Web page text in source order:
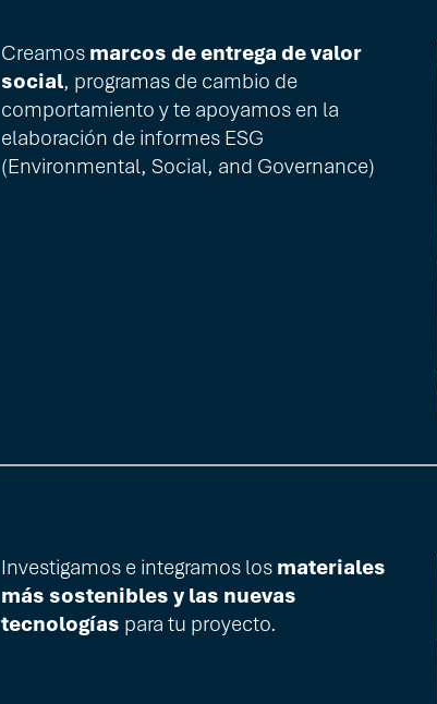
Creamos marcos de entrega de valor
social, programas de cambio de
comportamiento y te apoyamos en la
elaboración de informes ESG
(Environmental, Social, and Governance)
Investigamos e integramos los materiales
más sostenibles y las nuevas
tecnologías para tu proyecto.